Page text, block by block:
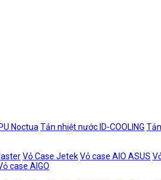
Noctua Tản nhiệt nước ID-COOLING
Vỏ Case JetekVỏ case AIO ASUS
case AIGO